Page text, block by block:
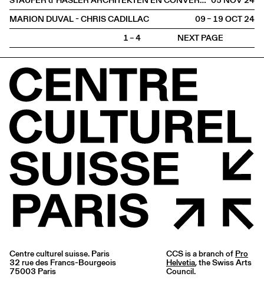
MARION DUVAL - CHRIS CADILLAC
09 – 19 OCT2024
1 – 4
NEXT PAGE
Centre culturel suisse. Paris
32 rue des Francs-Bourgeois
75003 Paris
CCS is a branch of Pro
Helvetia, the Swiss Arts
Council.